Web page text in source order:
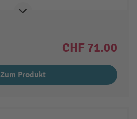
CHF 71.00
Zum Produkt